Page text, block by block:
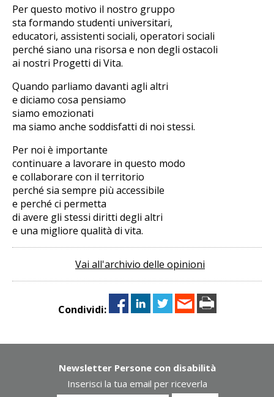
Per questo motivo il nostro gruppo
sta formando studenti universitari,
educatori, assistenti sociali, operatori sociali
perché siano una risorsa e non degli ostacoli
ai nostri Progetti di Vita.
Quando parliamo davanti agli altri
e diciamo cosa pensiamo
siamo emozionati
ma siamo anche soddisfatti di noi stessi.
Per noi è importante
continuare a lavorare in questo modo
e collaborare con il territorio
perché sia sempre più accessibile
e perché ci permetta
di avere gli stessi diritti degli altri
e una migliore qualità di vita.
Vai all'archivio delle opinioni
Condividi:
Newsletter Persone con disabilità
Inserisci la tua email per riceverla